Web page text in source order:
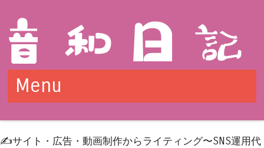
Menu
✍️サイト・広告・動画制作からライティング〜SNS運用代